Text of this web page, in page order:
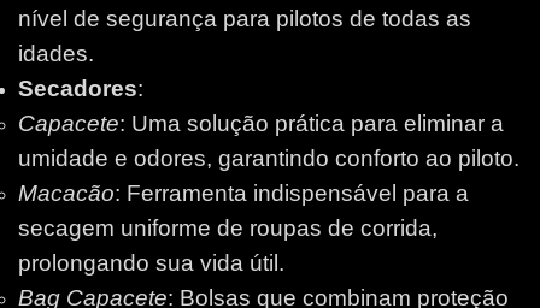
nível de segurança para pilotos de todas as
idades.
Secadores:
Capacete: Uma solução prática para eliminar a
umidade e odores, garantindo conforto ao piloto.
Macacão: Ferramenta indispensável para a
secagem uniforme de roupas de corrida,
prolongando sua vida útil.
Bag Capacete: Bolsas que combinam proteção